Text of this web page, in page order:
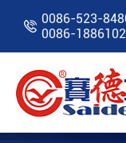
 0086-523-
0086-
Home